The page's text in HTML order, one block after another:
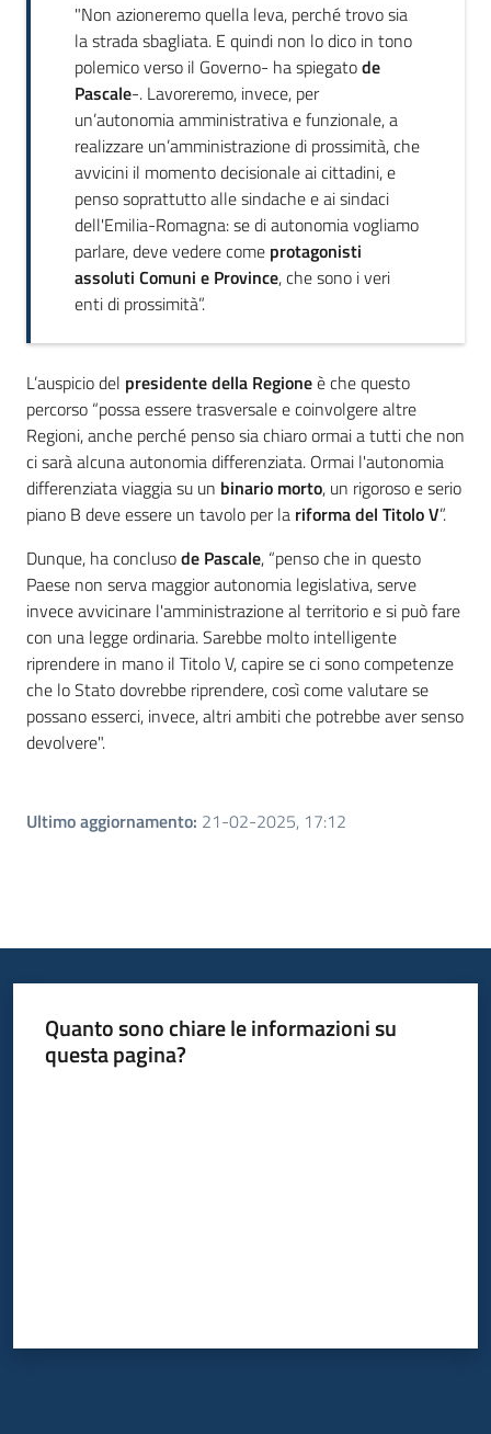
"Non azioneremo quella leva, perché trovo sia
la strada sbagliata. E quindi non lo dico in tono
polemico verso il Governo- ha spiegatode
Pascale-. Lavoreremo, invece, per
un’autonomia amministrativa e funzionale, a
realizzare un’amministrazione di prossimità, che
avvicini il momento decisionale ai cittadini, e
penso soprattutto alle sindache e ai sindaci
dell'Emilia-Romagna: se di autonomia vogliamo
parlare, deve vedere come protagonisti
assoluti Comuni e Province, che sono i veri
enti di prossimità”.
L’auspicio del presidente della Regioneè che questo
percorso “possa essere trasversale e coinvolgere altre
Regioni, anche perché penso sia chiaro ormai a tutti che non
ci sarà alcuna autonomia differenziata. Ormai l'autonomia
differenziata viaggia su un binario morto, un rigoroso e serio
piano B deve essere un tavolo per la riforma del Titolo V”.
Dunque, ha conclusode Pascale, “penso che in questo
Paese non serva maggior autonomia legislativa, serve
invece avvicinare l'amministrazione al territorio e si può fare
con una legge ordinaria. Sarebbe molto intelligente
riprendere in mano il Titolo V, capire se ci sono competenze
che lo Stato dovrebbe riprendere, così come valutare se
possano esserci, invece, altri ambiti che potrebbe aver senso
devolvere".
Ultimo aggiornamento: 21-02-2025, 17:12
Quanto sono chiare le informazioni su
questa pagina?